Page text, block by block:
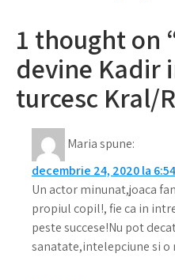
articole
1 thought on
devine Kadir
turcesc Kral/
Mariaspune:
decembrie 24, 2020 la
Un actor minunat,joaca
propiul copil!, fie ca in
peste succese!Nu pot
sanatate,intelepciune si o